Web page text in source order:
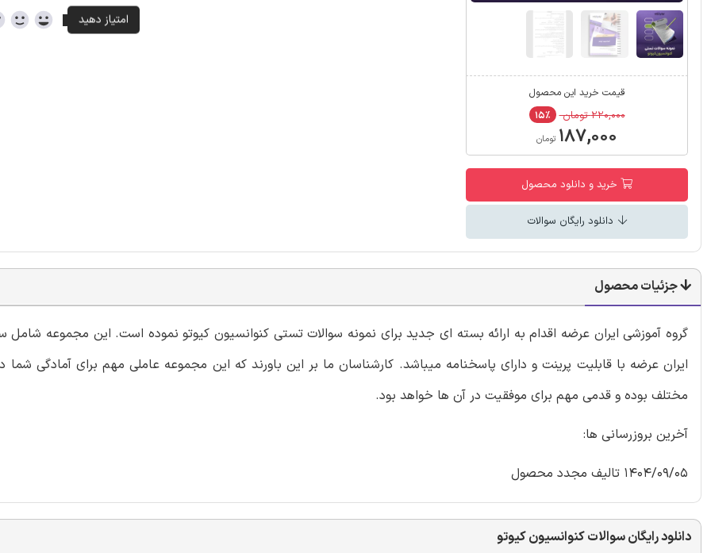
قیمت خرید این محصول
۲۲۰,۰۰۰ تومان ۱۵٪
۱۸۷,۰۰۰ تومان
خرید و دانلود محصول
دانلود رایگان سوالات
جزئیات محصول
گروه آموزشی ایران عرضه اقدام به ارائه بسته ای جدید برای نمونه سوالات تستی کنوانسیون کیوتو نموده است. این مجموعه شامل
ایران عرضه با قابلیت پرینت و دارای پاسخنامه میباشد. کارشناسان ما بر این باورند که این مجموعه عاملی مهم برای آمادگی شما
مختلف بوده و قدمی مهم برای موفقیت در آن ها خواهد بود.
آخرین بروزرسانی ها:
1404/09/05 تالیف مجدد محصول
دانلود رایگان سوالات کنوانسیون کیوتو